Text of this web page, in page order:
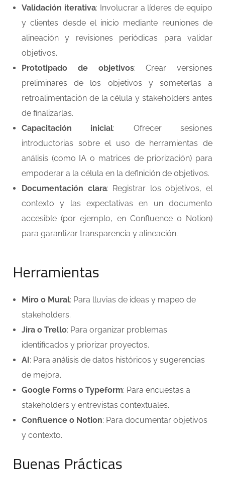
Validación iterativa: Involucrar a líderes de equipo
y clientes desde el inicio mediante reuniones de
alineación y revisiones periódicas para validar
objetivos.
Prototipado de objetivos: Crear versiones
preliminares de los objetivos y someterlas a
retroalimentación de la célula y stakeholders antes
de finalizarlas.
Capacitación inicial: Ofrecer sesiones
introductorias sobre el uso de herramientas de
análisis (como IA o matrices de priorización) para
empoderar a la célula en la definición de objetivos.
Documentación clara: Registrar los objetivos, el
contexto y las expectativas en un documento
accesible (por ejemplo, en Confluence o Notion)
para garantizar transparencia y alineación.
Herramientas
Miro o Mural: Para lluvias de ideas y mapeo de
stakeholders.
Jira o Trello: Para organizar problemas
identificados y priorizar proyectos.
AI: Para análisis de datos históricos y sugerencias
de mejora.
Google Forms o Typeform: Para encuestas a
stakeholders y entrevistas contextuales.
Confluence o Notion: Para documentar objetivos
y contexto.
Buenas Prácticas